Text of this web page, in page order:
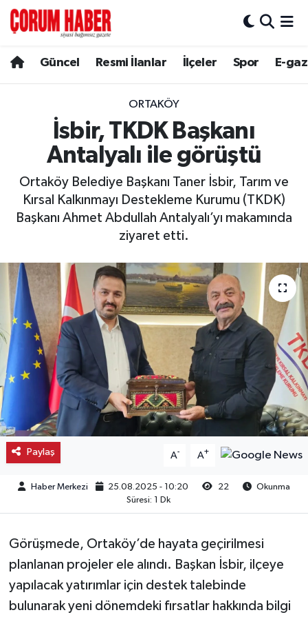
Güncel Resmi İlanlar İlçeler Spor E-
ORTAKÖY
İsbir, TKDK Başkanı
Antalyalı ile görüştü
Ortaköy Belediye Başkanı Taner İsbir, Tarım ve
Kırsal Kalkınmayı Destekleme Kurumu (TKDK)
Başkanı Ahmet Abdullah Antalyalı’yı makamında
ziyaret etti.
Paylaş A- A+
Haber Merkezi 25.08.2025 - 10:20 22
Okunma
Süresi: 1 Dk
Görüşmede, Ortaköy’de hayata geçirilmesi
planlanan projeler ele alındı. Başkan İsbir, ilçeye
yapılacak yatırımlar için destek talebinde
bulunarak yeni dönemdeki fırsatlar hakkında bilgi
Spor
Resmi İlanlar
Alaca
Bayat
Dodurga
İskilip
Kargı
Laçin
Mecitözü
Oğuzlar
Sungurlu
Uğurludağ
Sağlık
Hava Durumu
Çorum Namaz Vakitleri
Trafik Durumu
Süper Lig Puan Durumu ve Fikstür
Son Dakika Haberleri
Haber Arşivi